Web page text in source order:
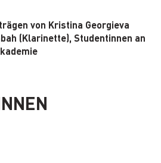
von Kristina Georgieva
(Klarinette), Studentinnen an